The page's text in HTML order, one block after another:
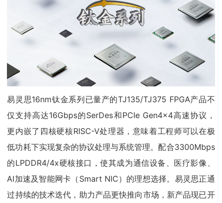
易灵思16nm钛金系列已量产的TJ135/TJ375 FPGA产品不
仅支持高达16Gbps的SerDes和PCIe Gen4x4高速协议，
更内嵌了四核硬核RISC-V处理器，意味着工程师可以在极
低功耗下实现复杂的协议处理与系统管理。配合3300Mbps
的LPDDR4/4x硬核接口，使其成为通信设备、医疗影像、
AI加速及智能网卡（Smart NIC）的理想选择。易灵思正通
过持续的技术迭代，助力产品更快推向市场，新产品现已开